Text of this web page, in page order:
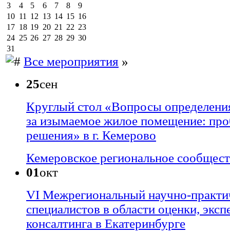
3
4 5 6 7 8
9
10 11 12 13 14 15 16
17 18 19 20 21 22 23
24 25 26 27 28 29 30
31
Все мероприятия »
25сен
Круглый стол «Вопросы
за изымаемое жилое помещение:
решения» в г. Кемерово
Кемеровское региональное
01окт
VI Межрегиональный научно-
специалистов в области оценки,
консалтинга в Екатеринбурге